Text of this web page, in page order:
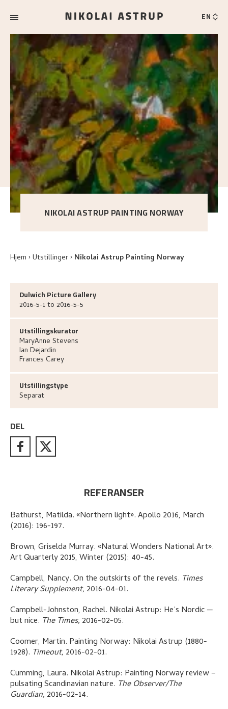
EN
NIKOLAI ASTRUP PAINTING NORWAY
Hjem Utstillinger Nikolai Astrup Painting Norway
Dulwich Picture Gallery
2016-5-1 to 2016-5-5
Utstillingskurator
MaryAnne Stevens
Ian Dejardin
Frances Carey
Utstillingstype
Separat
DEL
REFERANSER
Bathurst, Matilda.«Northern light».Apollo 2016, March
(2016): 196-197.
Brown, Griselda Murray.«Natural Wonders National Art».
Art Quarterly 2015, Winter (2015): 40-45.
Campbell, Nancy.On the outskirts of the revels. Times
Literary Supplement, 2016-04-01.
Campbell-Johnston, Rachel. Nikolai Astrup: He’s Nordic —
but nice. The Times, 2016-02-05.
Coomer, Martin. Painting Norway: Nikolai Astrup (1880-
1928). Timeout, 2016-02-01.
Cumming, Laura. Nikolai Astrup: Painting Norway review –
pulsating Scandinavian nature. The Observer/The
Guardian, 2016-02-14.